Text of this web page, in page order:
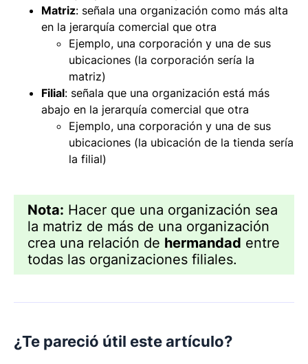
Matriz: señala una organización como más alta
en la jerarquía comercial que otra
Ejemplo, una corporación y una de sus
ubicaciones (la corporación sería la
matriz)
Filial: señala que una organización está más
abajo en la jerarquía comercial que otra
Ejemplo, una corporación y una de sus
ubicaciones (la ubicación de la tienda sería
la filial)
Nota: Hacer que una organización sea
la matriz de más de una organización
crea una relación de hermandad entre
todas las organizaciones filiales.
¿Te pareció útil este artículo?